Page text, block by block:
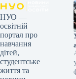
НУО —
освітній
портал про
навчання
дітей,
студентське
життя та